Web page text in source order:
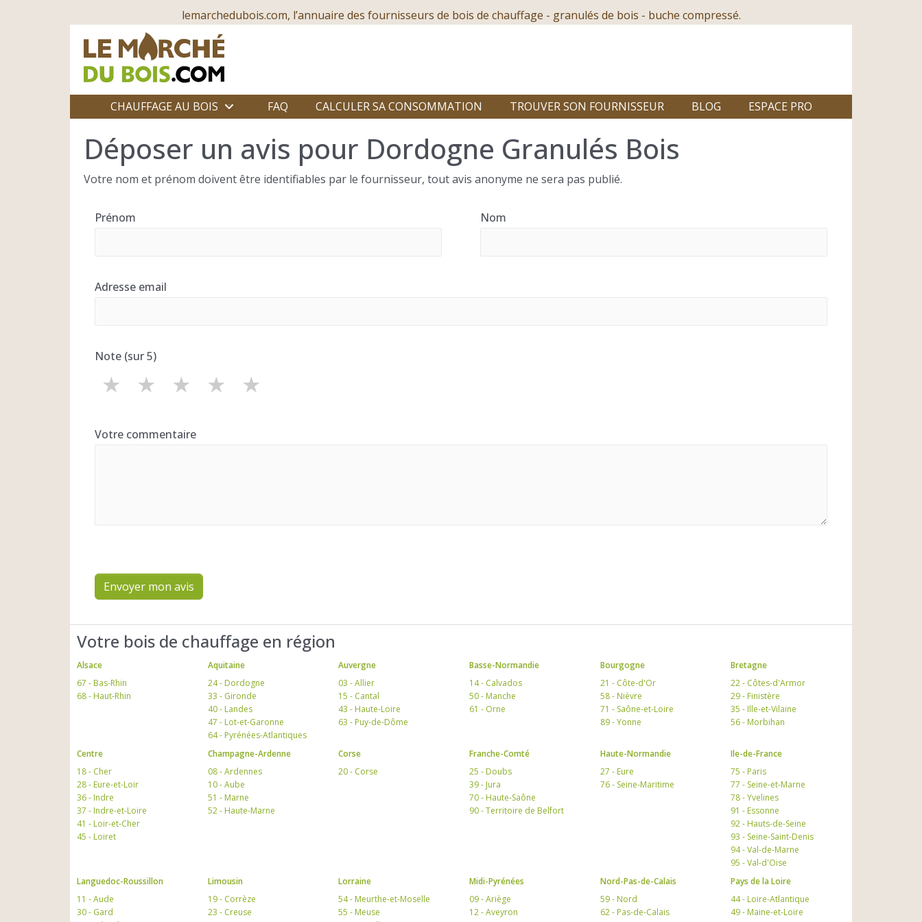
lemarchedubois.com, l’annuaire des fournisseurs de bois de chauffage - granulés de bois - buche compressé.
CHAUFFAGE AU BOIS FAQ CALCULER SA CONSOMMATION TROUVER SON FOURNISSEUR BLOG ESPACE PRO
Déposer un avis pour Dordogne Granulés Bois
Votre nom et prénom doivent être identifiables par le fournisseur, tout avis anonyme ne sera pas publié.
Prénom Nom
Adresse email
Note (sur 5)
★
★
★
★
★
Votre commentaire
Envoyer mon avis
Votre bois de chauffage en région
Alsace
67 - Bas-Rhin
68 - Haut-Rhin
Aquitaine
24 - Dordogne
33 - Gironde
40 - Landes
47 - Lot-et-Garonne
64 - Pyrénées-Atlantiques
Auvergne
03 - Allier
15 - Cantal
43 - Haute-Loire
63 - Puy-de-Dôme
Basse-Normandie
14 - Calvados
50 - Manche
61 - Orne
Bourgogne
21 - Côte-d'Or
58 - Nièvre
71 - Saône-et-Loire
89 - Yonne
Bretagne
22 - Côtes-d'Armor
29 - Finistère
35 - Ille-et-Vilaine
56 - Morbihan
Centre
18 - Cher
28 - Eure-et-Loir
36 - Indre
37 - Indre-et-Loire
41 - Loir-et-Cher
45 - Loiret
Champagne-Ardenne
08 - Ardennes
10 - Aube
51 - Marne
52 - Haute-Marne
Corse
20 - Corse
Franche-Comté
25 - Doubs
39 - Jura
70 - Haute-Saône
90 - Territoire de Belfort
Haute-Normandie
27 - Eure
76 - Seine-Maritime
Ile-de-France
75 - Paris
77 - Seine-et-Marne
78 - Yvelines
91 - Essonne
92 - Hauts-de-Seine
93 - Seine-Saint-Denis
94 - Val-de-Marne
95 - Val-d'Oise
Languedoc-Roussillon
11 - Aude
30 - Gard
Limousin
19 - Corrèze
23 - Creuse
Lorraine
54 - Meurthe-et-Moselle
55 - Meuse
Midi-Pyrénées
09 - Ariège
12 - Aveyron
Nord-Pas-de-Calais
59 - Nord
62 - Pas-de-Calais
Pays de la Loire
44 - Loire-Atlantique
49 - Maine-et-Loire